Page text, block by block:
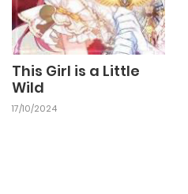
This Girl is a Little
Wild
17/10/2024